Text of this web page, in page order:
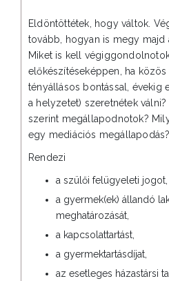
Eldöntöttétek, hogy váltok.
tovább, hogyan is megy majd
Miket is kell
előkészítéseképpen, ha
tényállásos bontással, évekig
a helyzetet) szeretnétek
szerint megállapodnotok?
egy mediációs megállapodás?
Rendezi
a szülői felügyeleti jogot,
a gyermek(ek) állandó
meghatározását,
a kapcsolattartást,
a gyermektartásdíjat,
az esetleges házastársi